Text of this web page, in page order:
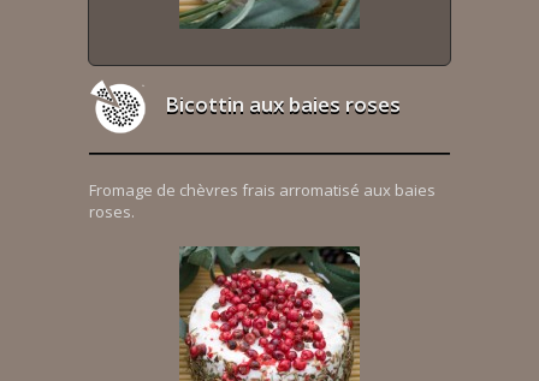
Bicottin aux baies roses
Fromage de chèvres frais arromatisé aux baies
roses.